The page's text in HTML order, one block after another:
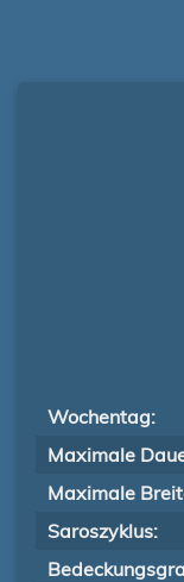
Wochentag:
Maximale
Maximale
Saroszyklus: